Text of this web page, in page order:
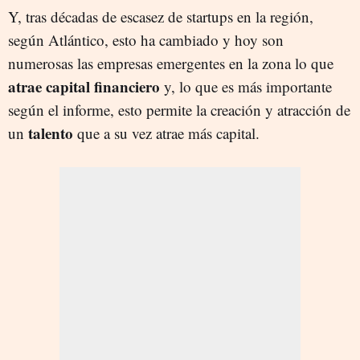
Y, tras décadas de escasez de startups en la región,
según Atlántico, esto ha cambiado y hoy son
numerosas las empresas emergentes en la zona lo que
atrae capital financiero y, lo que es más importante
según el informe, esto permite la creación y atracción de
un talento que a su vez atrae más capital.